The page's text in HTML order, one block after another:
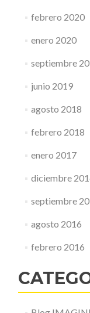
febrero 2020
enero 2020
septiembre
junio 2019
agosto 2018
febrero 2018
enero 2017
diciembre
septiembre
agosto 2016
febrero 2016